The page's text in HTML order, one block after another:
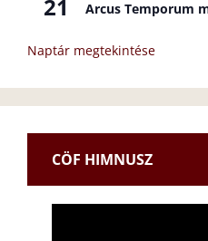
21 Arcus Temporum
Naptár megtekintése
CÖF HIMNUSZ